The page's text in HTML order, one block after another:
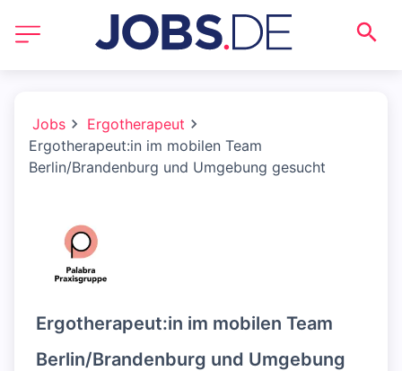
Jobs
Ergotherapeut
Ergotherapeut:in im mobilen Team
Berlin/Brandenburg und Umgebung gesucht
Ergotherapeut:in im mobilen Team
Berlin/Brandenburg und Umgebung